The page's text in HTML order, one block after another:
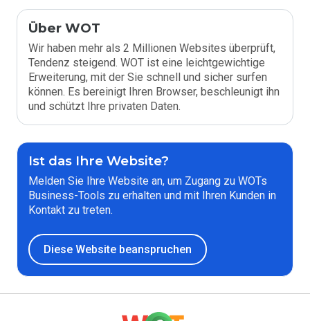
Über WOT
Wir haben mehr als 2 Millionen Websites überprüft,
Tendenz steigend. WOT ist eine leichtgewichtige
Erweiterung, mit der Sie schnell und sicher surfen
können. Es bereinigt Ihren Browser, beschleunigt ihn
und schützt Ihre privaten Daten.
Ist das Ihre Website?
Melden Sie Ihre Website an, um Zugang zu WOTs
Business-Tools zu erhalten und mit Ihren Kunden in
Kontakt zu treten.
Diese Website beanspruchen